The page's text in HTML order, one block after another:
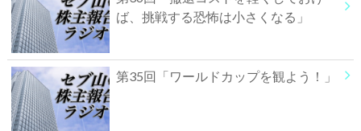
ば、挑戦する恐怖は小さくなる」
第35回「ワールドカップを観よう！」